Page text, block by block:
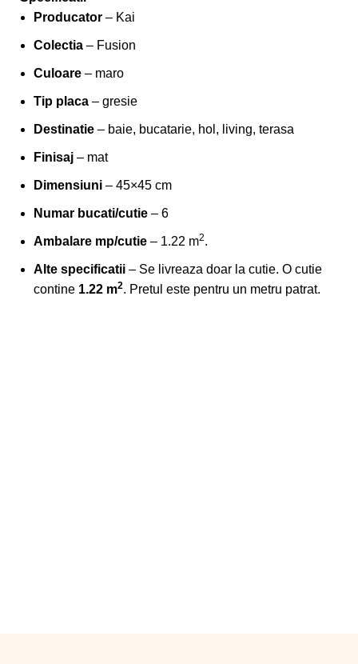
Producator – Kai
Colectia – Fusion
Culoare – maro
Tip placa – gresie
Destinatie – baie, bucatarie, hol, living, terasa
Finisaj – mat
Dimensiuni – 45×45 cm
Numar bucati/cutie – 6
Ambalare mp/cutie – 1.22 m2.
Alte specificatii – Se livreaza doar la cutie. O cutie
contine 1.22 m2. Pretul este pentru un metru patrat.